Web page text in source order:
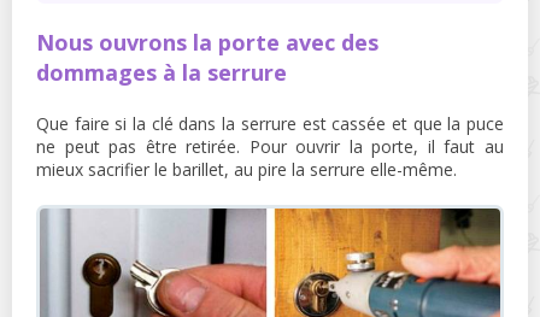
Nous ouvrons la porte avec des
dommages à la serrure
Que faire si la clé dans la serrure est cassée et que la puce
ne peut pas être retirée. Pour ouvrir la porte, il faut au
mieux sacrifier le barillet, au pire la serrure elle-même.